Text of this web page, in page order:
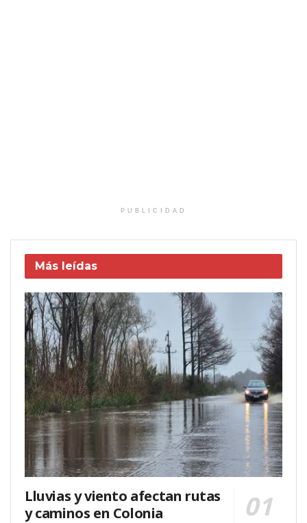
PUBLICIDAD
Más leídas
Lluvias y viento afectan rutas
y caminos en Colonia